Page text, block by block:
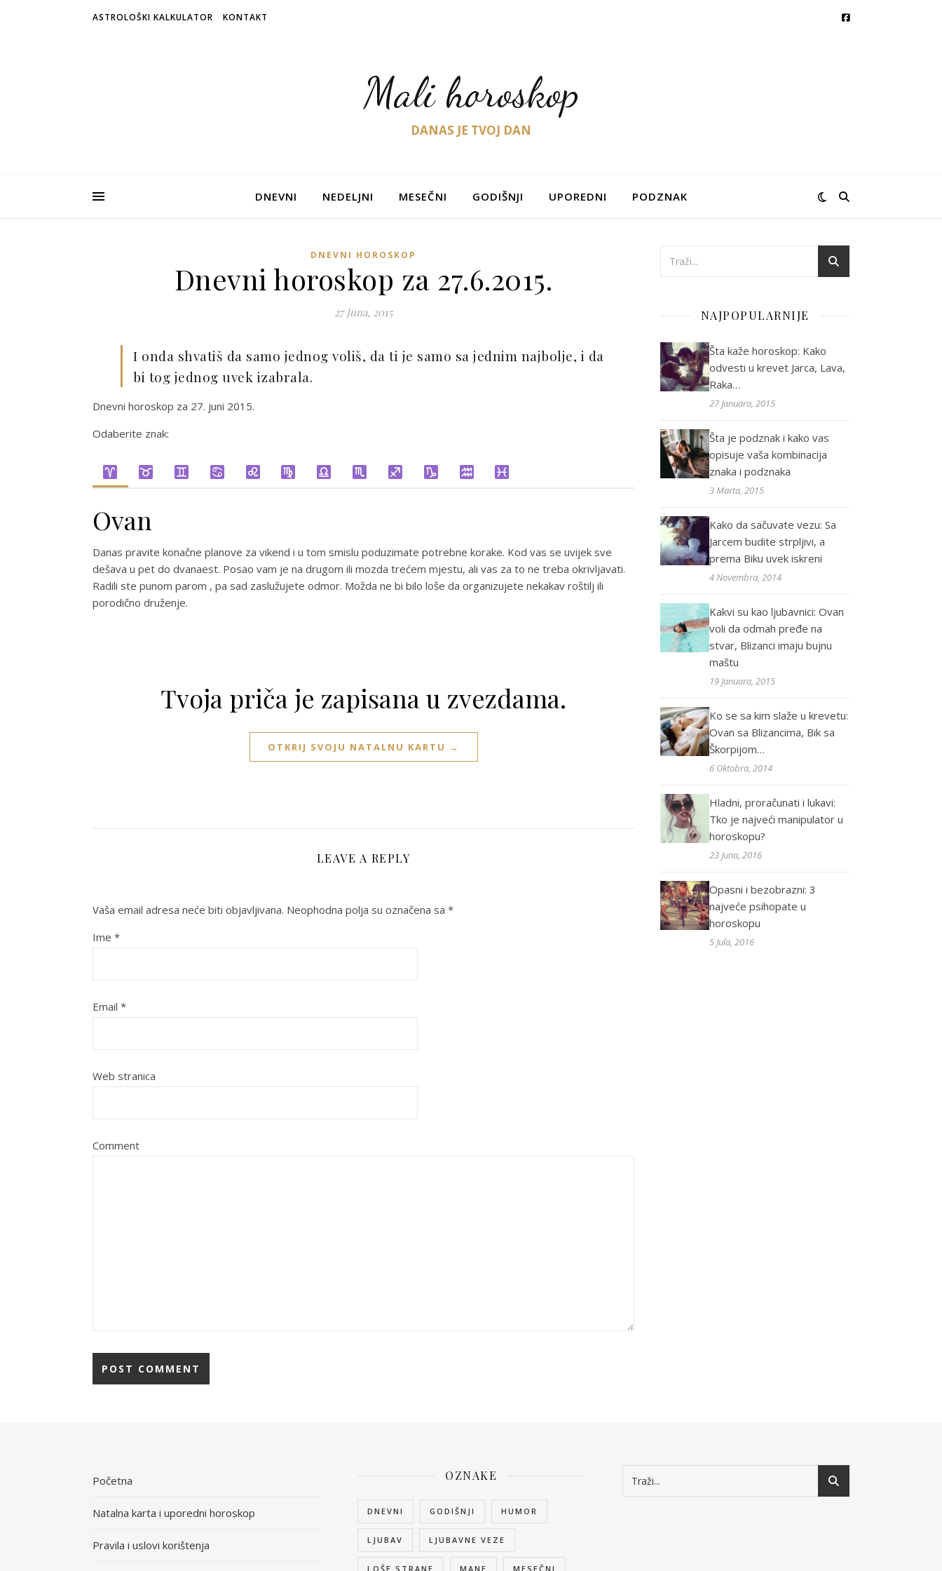
ASTROLOŠKI KALKULATOR KONTAKT
Mali horoskop
DANAS JE TVOJ DAN
DNEVNI NEDELJNI MESEČNI GODIŠNJI UPOREDNI PODZNAK
DNEVNI HOROSKOP
Dnevni horoskop za 27.6.2015.
27 Juna, 2015
I onda shvatiš da samo jednog voliš, da ti je samo sa jednim najbolje, i da
bi tog jednog uvek izabrala.
Dnevni horoskop za 27. juni 2015.
Odaberite znak:
Ovan
Danas pravite konačne planove za vikend i u tom smislu poduzimate potrebne korake. Kod vas se uvijek sve
dešava u pet do dvanaest. Posao vam je na drugom ili mozda trećem mjestu, ali vas za to ne treba okrivljavati.
Radili ste punom parom , pa sad zaslužujete odmor. Možda ne bi bilo loše da organizujete nekakav roštilj ili
porodično druženje.
Tvoja priča je zapisana u zvezdama.
OTKRIJ SVOJU NATALNU KARTU →
LEAVE A REPLY
Vaša email adresa neće biti objavljivana. Neophodna polja su označena sa *
Ime *
Email *
Web stranica
Comment
NAJPOPULARNIJE
Šta kaže horoskop: Kako
odvesti u krevet Jarca, Lava,
Raka…
27 Januara, 2015
Šta je podznak i kako vas
opisuje vaša kombinacija
znaka i podznaka
3 Marta, 2015
Kako da sačuvate vezu: Sa
Jarcem budite strpljivi, a
prema Biku uvek iskreni
4 Novembra, 2014
Kakvi su kao ljubavnici: Ovan
voli da odmah pređe na
stvar, Blizanci imaju bujnu
maštu
19 Januara, 2015
Ko se sa kim slaže u krevetu:
Ovan sa Blizancima, Bik sa
Škorpijom…
6 Oktobra, 2014
Hladni, proračunati i lukavi:
Tko je najveći manipulator u
horoskopu?
23 Juna, 2016
Opasni i bezobrazni: 3
najveće psihopate u
horoskopu
5 Jula, 2016
Početna
Natalna karta i uporedni horoskop
Pravila i uslovi korištenja
OZNAKE
DNEVNI GODIŠNJI HUMOR
LJUBAV LJUBAVNE VEZE
LOŠE STRANE MANE MESEČNI